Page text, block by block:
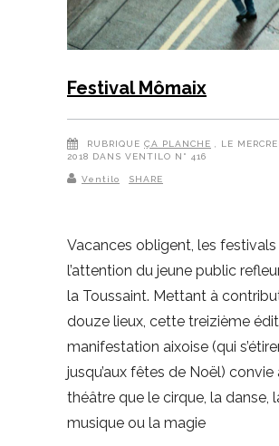
Festival Mômaix
RUBRIQUE ÇA PLANCHE , LE
2018 DANS VENTILO N° 416
Ventilo SHARE
Vacances obligent, les festivals
l’attention du jeune public
la Toussaint. Mettant à
douze lieux, cette treizième
manifestation aixoise (qui
jusqu’aux fêtes de Noël)
théâtre que le cirque, la danse,
musique ou la magie